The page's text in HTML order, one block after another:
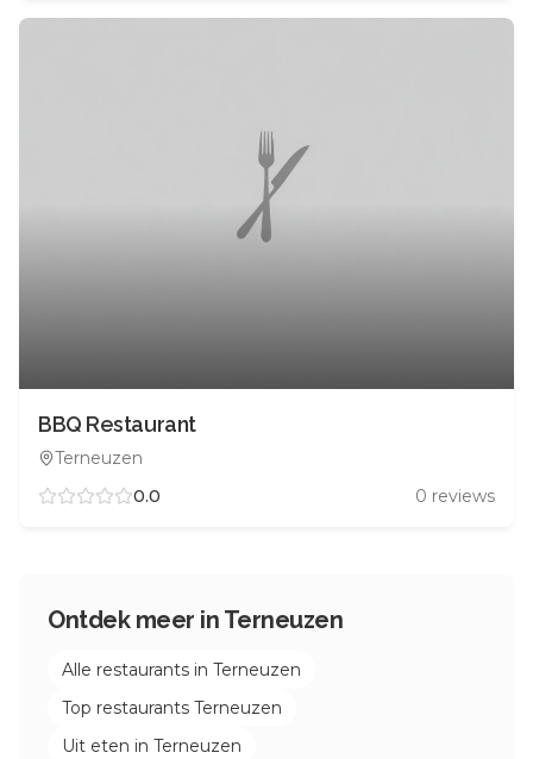
BBQ Restaurant
Terneuzen
0.0
0 reviews
Ontdek meer in Terneuzen
Alle restaurants in Terneuzen
Top restaurants Terneuzen
Uit eten in Terneuzen